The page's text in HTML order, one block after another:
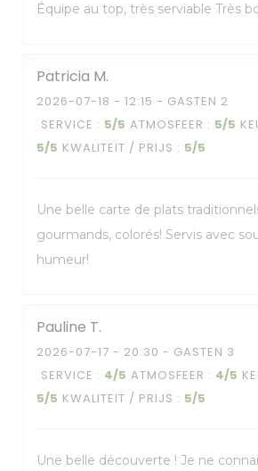
Équipe au top, très serviable Très
Patricia M
2026-07-18 - 12:15 - GASTEN 2
SERVICE : 5/5 ATMOSFEER : 5/5
5/5 KWALITEIT / PRIJS : 5/5
Une belle carte de plats
gourmands, colorés! Servis avec
humeur!
Pauline T
2026-07-17 - 20:30 - GASTEN 3
SERVICE : 4/5 ATMOSFEER : 4/5
5/5 KWALITEIT / PRIJS : 5/5
Une belle découverte ! Je ne